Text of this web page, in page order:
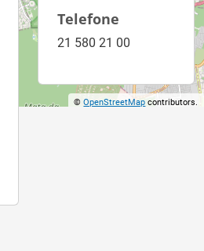
©OpenStreetMap contributors.
Telefone
21 580 21 00